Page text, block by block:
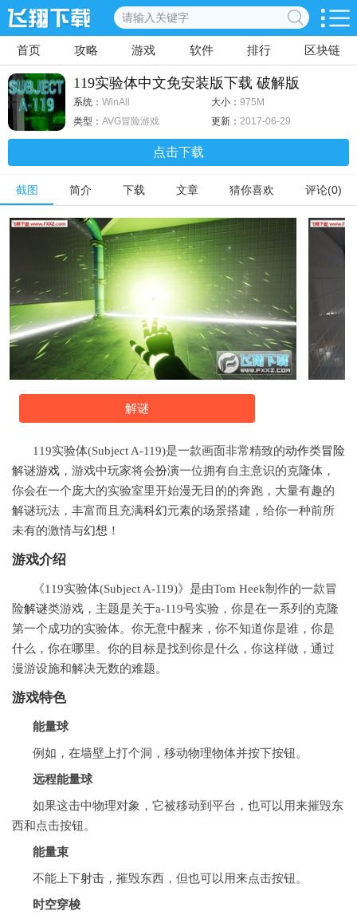
首页 攻略 游戏 软件 排行 区块链
119实验体中文免安装版下载 破解版
系统： WinAll 大小： 975M
类型： AVG冒险游戏 更新： 2017-06-29
点击下载
截图 简介 下载 文章 猜你喜欢 评论(0)
解谜
119实验体(Subject A-119)是一款画面非常精致的动作类冒险
解谜游戏 ，游戏中玩家将会扮演一位拥有自主意识的克隆体，
你会在一个庞大的实验室里开始漫无目的的奔跑，大量有趣的
解谜玩法，丰富而且充满科幻元素的场景搭建，给你一种前所
未有的激情与幻想 ！
游戏介绍
《119实验体(Subject A-119)》是由Tom Heek制作的一款冒
险解谜类游戏，主题是关于a-119号实验，你是在一系列的克隆
第一个成功的实验体。你无意中醒来，你不知道你是谁，你是
什么，你在哪里。你的目标是找到你是什么，你这样做，通过
漫游设施和解决无数的难题。
游戏特色
能量球
例如，在墙壁上打个洞，移动物理物体并按下按钮。
远程能量球
如果这击中物理对象，它被移动到平台，也可以用来摧毁东
西和点击按钮。
能量束
不能上下射击 ，摧毁东西，但也可以用来点击按钮。
时空穿梭